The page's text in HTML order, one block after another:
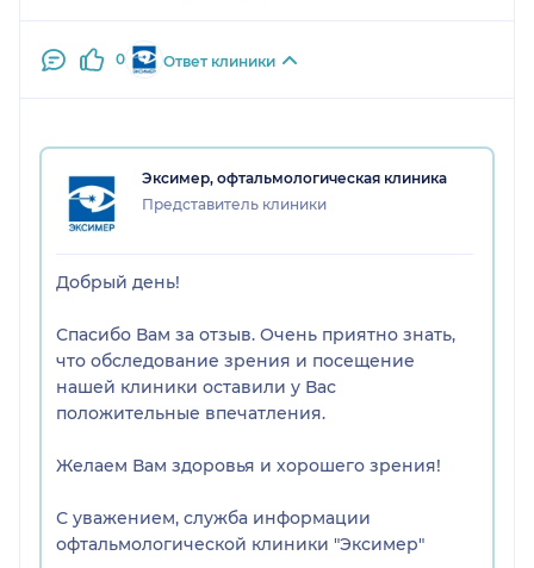
0 Ответ клиники
Эксимер, офтальмологическая клиника
Представитель клиники
Добрый день!
Спасибо Вам за отзыв. Очень приятно знать,
что обследование зрения и посещение
нашей клиники оставили у Вас
положительные впечатления.
Желаем Вам здоровья и хорошего зрения!
С уважением, служба информации
офтальмологической клиники "Эксимер"